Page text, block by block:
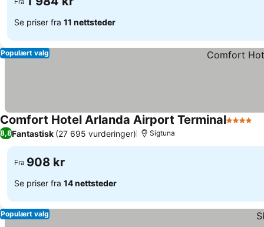
Se priser fra 11 nettsteder
Populært valg
Comfort Hotel Arlanda Airport Terminal4 Stjerner
8,8Fantastisk (27 695 vurderinger) Sigtuna
Fra 908 kr
Se priser fra 14 nettsteder
Populært valg